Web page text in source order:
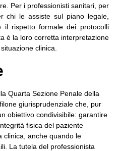
Per i professionisti sanitari, per
chi le assiste sul piano legale,
il rispetto formale dei protocolli
è la loro corretta interpretazione
clinica.
Quarta Sezione Penale della
giurisprudenziale che, pur
obiettivo condivisibile: garantire
fisica del paziente
clinica, anche quando le
La tutela del professionista